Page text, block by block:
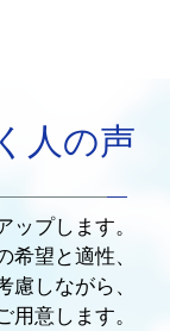
人の声
プします。
希望と適性、
しながら、
意します。